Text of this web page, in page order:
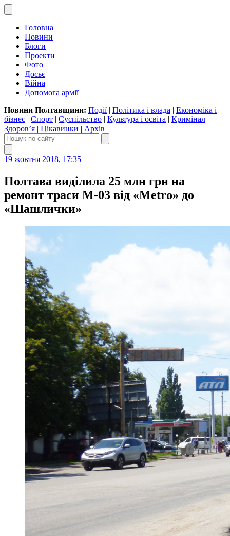
Головна
Новини
Блоги
Проекти
Фото
Досьє
Війна
Допомога армії
Новини Полтавщини: Події| Політика і влада | Економіка і
бізнес | Спорт | Суспільство | Культура і освіта | Кримінал |
Здоров’я | Цікавинки | Архів
19 жовтня 2018, 17:35
Полтава виділила 25 млн грн на
ремонт траси М-03 від «Metro» до
«Шашлички»